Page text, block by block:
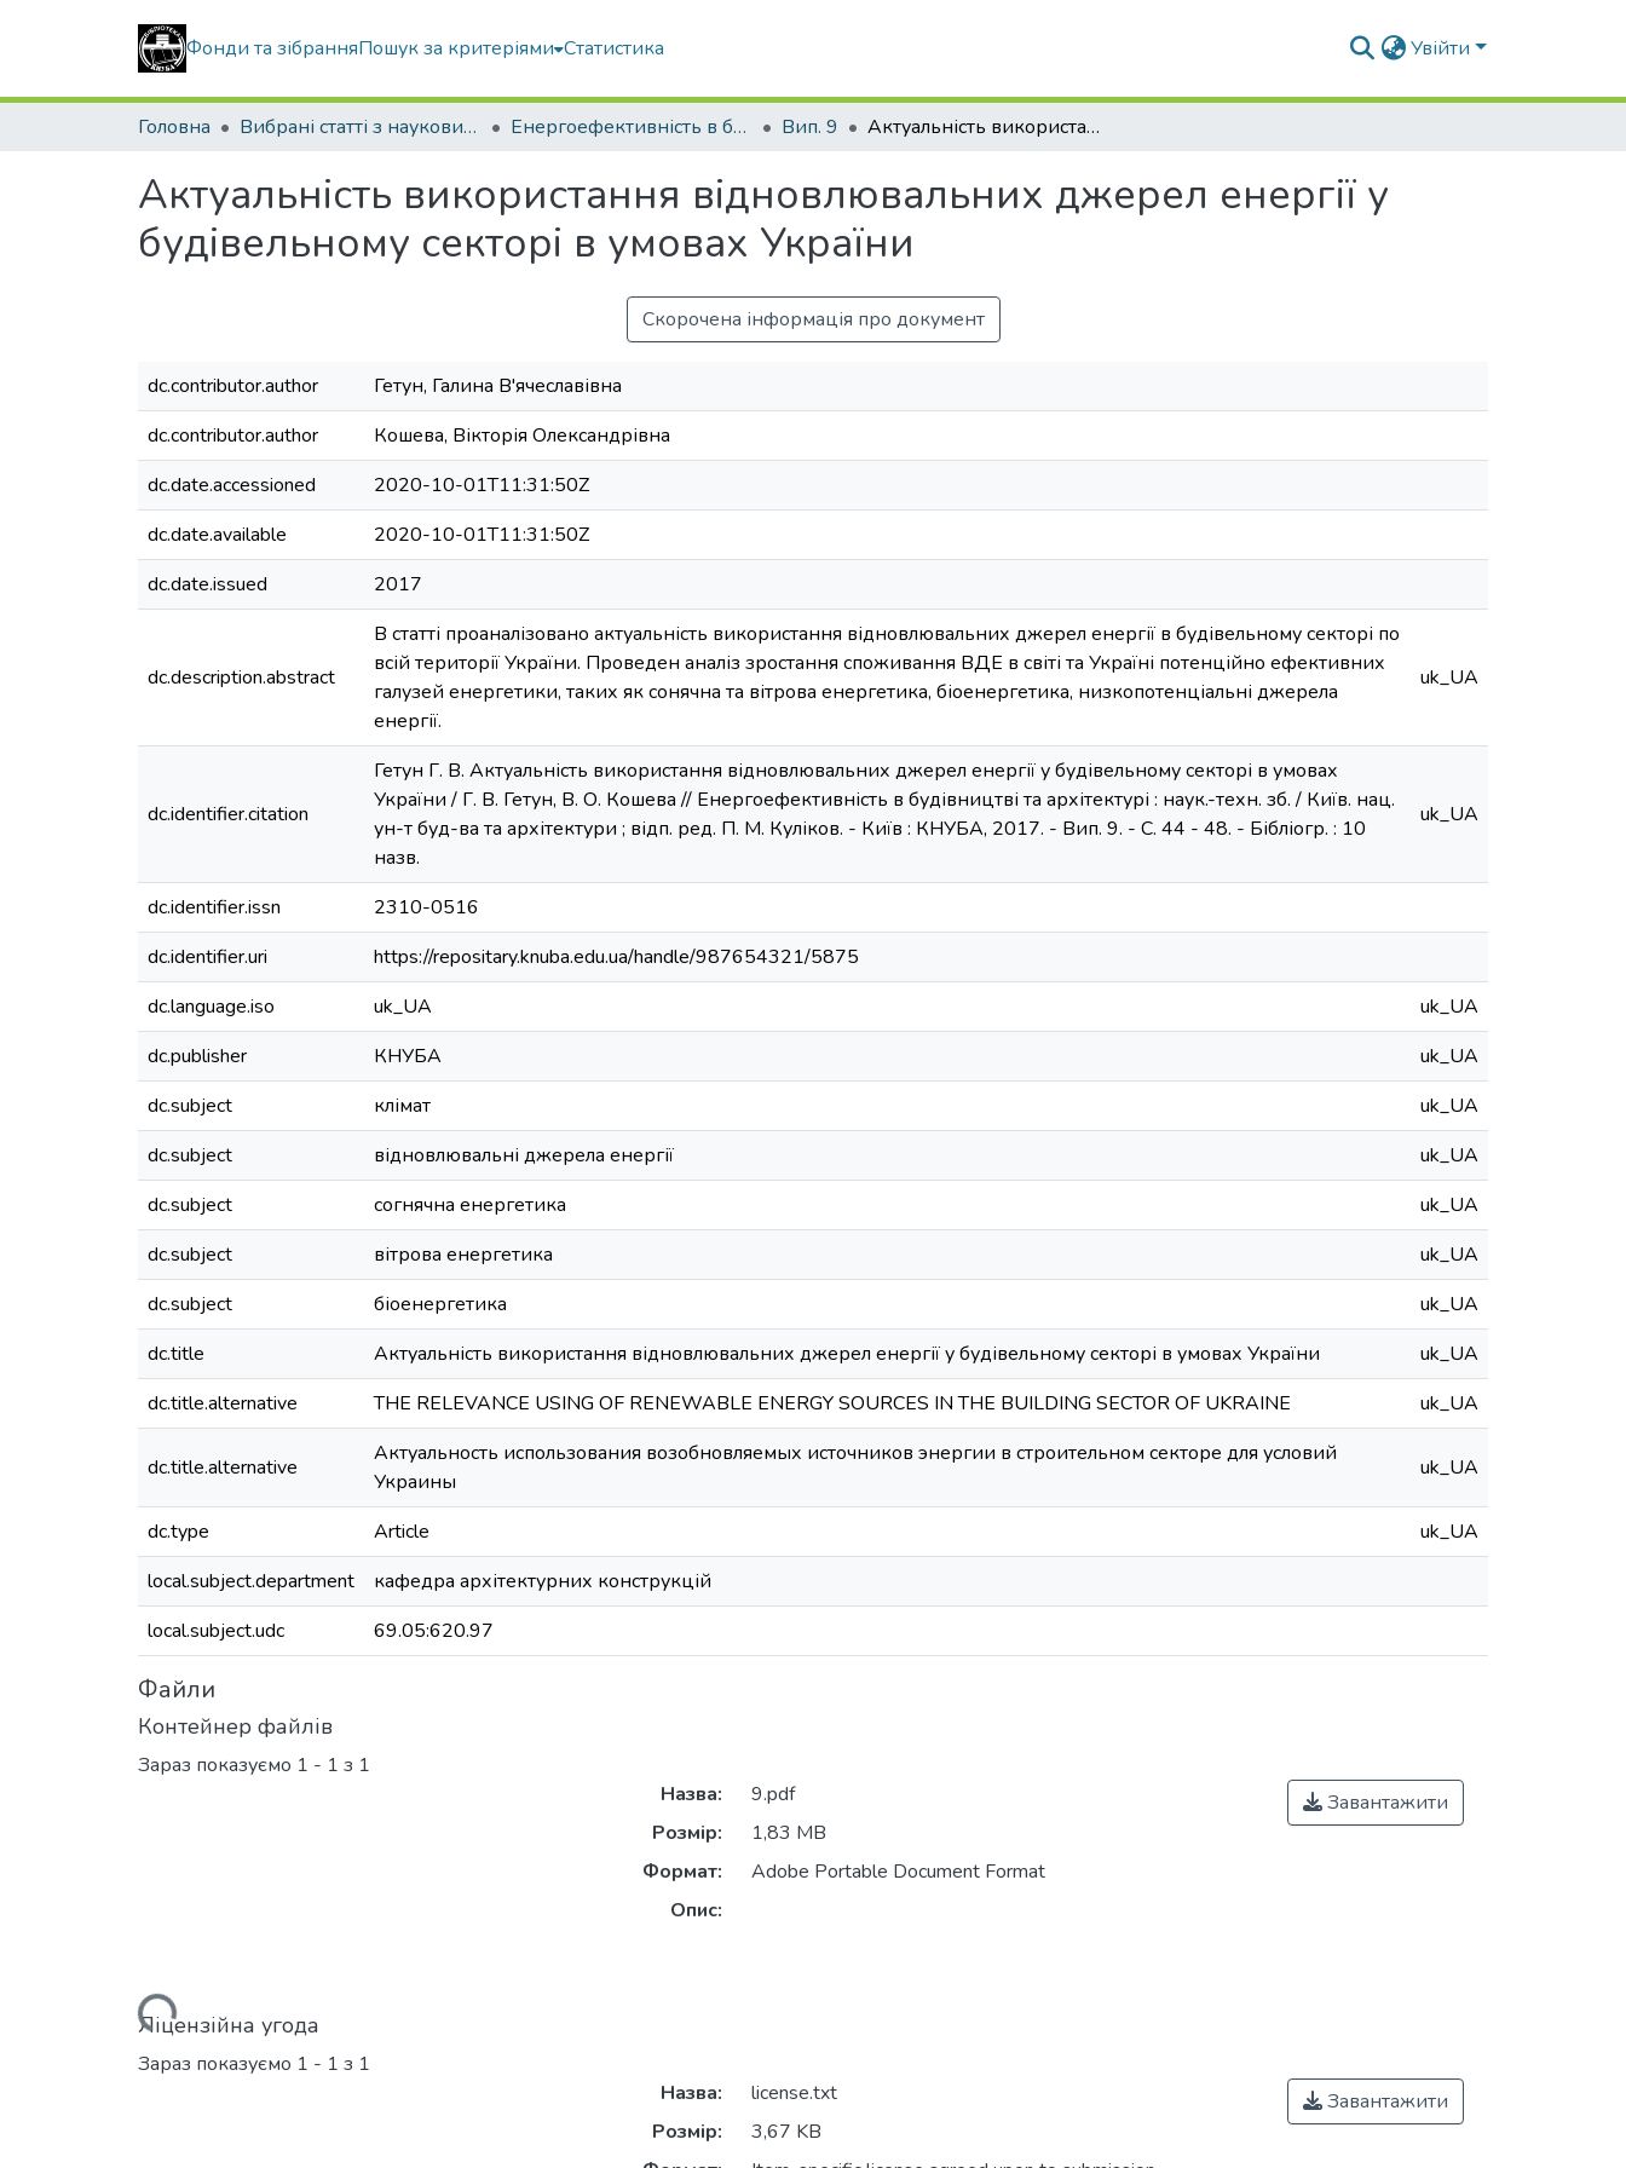
Фонди та зібранняПошук за критеріями Статистика Увійти
Головна Вибрані статті з наукових збірників КНУБА Енергоефективність в будівництві та архітектурі Вип. 9 Актуальність використання відновлювальних джерел енергії у будівельному секторі в умовах України
Актуальність використання відновлювальних джерел енергії у
будівельному секторі в умовах України
Скорочена інформація про документ
dc.contributor.author
Гетун, Галина В'ячеславівна
dc.contributor.author
Кошева, Вікторія Олександрівна
dc.date.accessioned
2020-10-01T11:31:50Z
dc.date.available
2020-10-01T11:31:50Z
dc.date.issued
2017
dc.description.abstract
В статті проаналізовано актуальність використання відновлювальних джерел енергії в будівельному секторі по
всій території України. Проведен аналіз зростання споживання ВДЕ в світі та Україні потенційно ефективних
галузей енергетики, таких як сонячна та вітрова енергетика, біоенергетика, низкопотенціальні джерела
енергії.
uk_UA
dc.identifier.citation
Гетун Г. В. Актуальність використання відновлювальних джерел енергії у будівельному секторі в умовах
України / Г. В. Гетун, В. О. Кошева // Енергоефективність в будівництві та архітектурі : наук.-техн. зб. / Київ. нац.
ун-т буд-ва та архітектури ; відп. ред. П. М. Куліков. - Київ : КНУБА, 2017. - Вип. 9. - С. 44 - 48. - Бібліогр. : 10
назв.
uk_UA
dc.identifier.issn
2310-0516
dc.identifier.uri
https://repositary.knuba.edu.ua/handle/987654321/5875
dc.language.iso
uk_UA
uk_UA
dc.publisher
КНУБА
uk_UA
dc.subject
клімат
uk_UA
dc.subject
відновлювальні джерела енергії
uk_UA
dc.subject
согнячна енергетика
uk_UA
dc.subject
вітрова енергетика
uk_UA
dc.subject
біоенергетика
uk_UA
dc.title
Актуальність використання відновлювальних джерел енергії у будівельному секторі в умовах України
uk_UA
dc.title.alternative
THE RELEVANCE USING OF RENEWABLE ENERGY SOURCES IN THE BUILDING SECTOR OF UKRAINE uk_UA
dc.title.alternative
Актуальность использования возобновляемых источников энергии в строительном секторе для условий
Украины
uk_UA
dc.type Article
uk_UA
local.subject.department
кафедра архітектурних конструкцій
local.subject.udc
69.05:620.97
Файли
Контейнер файлів
Зараз показуємо 1 - 1 з 1
Вантажиться...
Назва:
9.pdf
Розмір:
1,83 MB
Формат:
Adobe Portable Document Format
Опис:
Завантажити
Ліцензійна угода
Зараз показуємо 1 - 1 з 1
Назва:
license.txt
Розмір:
3,67 KB
Завантажити